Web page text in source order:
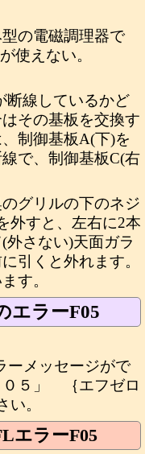
の電磁調理器で
使えない。
線しているかど
その基板を交換す
制御基板A(下)を
で、制御基板C(右
グリルの下のネジ
外すと、左右に2本
さない)天面ガラ
引くと外れます。
す。
エラーF05
ーメッセージがで
０５」 ｛エフゼロ
。
エラーF05